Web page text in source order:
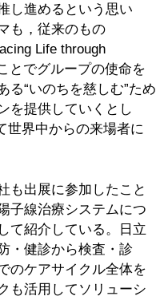
し進めるという思い
も，従来のもの
Life through
とでグループの使命を
る“いのちを慈しむ”ため
を提供していくとし
世界中からの来場者に
も出展に参加したこと
子線治療システムにつ
て紹介している。日立
・健診から検査・診
のケアサイクル全体を
も活用してソリューシ